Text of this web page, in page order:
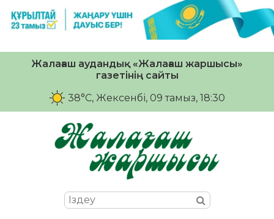
Жалағаш аудандық «Жалағаш жаршысы»
газетінің сайты
38°C, Жексенбі, 09 тамыз, 18:30